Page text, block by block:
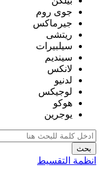
جوى روم
جيرماكس
ريتشى
سيلبيرات
سينديم
لانكس
لدنيو
لوجيكس
هوكو
يوجرين
بحث
انظمة التقسيط